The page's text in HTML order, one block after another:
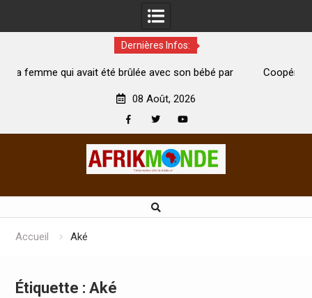
Dernières Infos:
brûlée avec son bébé par
Coopération: Le ministre Indien
08 Août, 2026
Accueil Aké
Étiquette : Aké